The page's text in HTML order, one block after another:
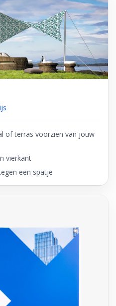
of terras voorzien van jouw
vierkant
een spatje